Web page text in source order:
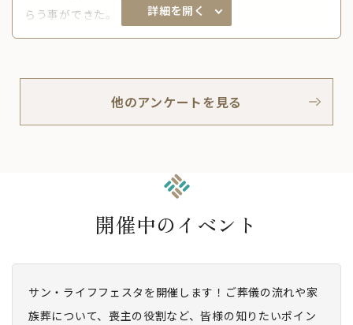
らう事ができた。
詳細を開く
他のアンケートを見る
開催中のイベント
サン・ライフフェスタを開催します！ご葬儀の流れや家
族葬について、喪主の役割など、皆様の知りたいポイン